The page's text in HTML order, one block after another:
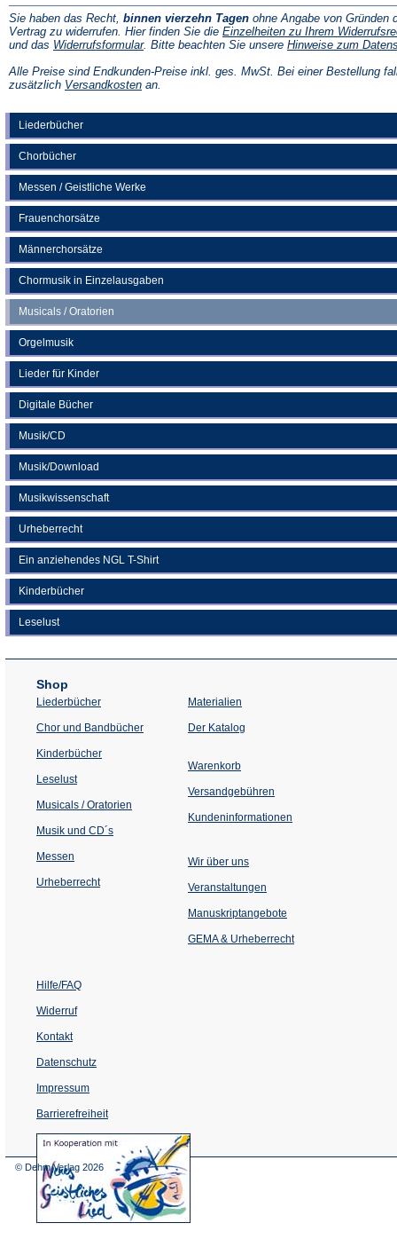
Liederbücher
Chorbücher
Messen / Geistliche Werke
Frauenchorsätze
Männerchorsätze
Chormusik in Einzelausgaben
Musicals / Oratorien
Orgelmusik
Lieder für Kinder
Digitale Bücher
Musik/CD
Musik/Download
Musikwissenschaft
Urheberrecht
Ein anziehendes NGL T-Shirt
Kinderbücher
Leselust
Sie haben das Recht, binnen vierzehn Tagen ohne Angabe von Gründen
Vertrag zu widerrufen. Hier finden Sie die Einzelheiten zu Ihrem
und das Widerrufsformular(Öffnet
einem
neuen
. Bitte beachten Sie unsere Hinweise zum
Alle Preise sind Endkunden-Preise inkl. ges. MwSt. Bei einer Bestellung
zusätzlich Versandkosten(Öffnet
an.
Shop
Liederbücher
Chor und Bandbücher
Kinderbücher
Leselust
Musicals / Oratorien
Musik und CD´s
Messen
Urheberrecht
Materialien
Der Katalog
Warenkorb
Versandgebühren
Kundeninformationen
Wir über uns
Veranstaltungen
einem
Tab)
Manuskriptangebote
GEMA & Urheberrecht
Hilfe/FAQ
Widerruf
Kontakt
Datenschutz
Impressum
Barrierefreiheit
(Öffnet
in
© Dehm Verlag 2026